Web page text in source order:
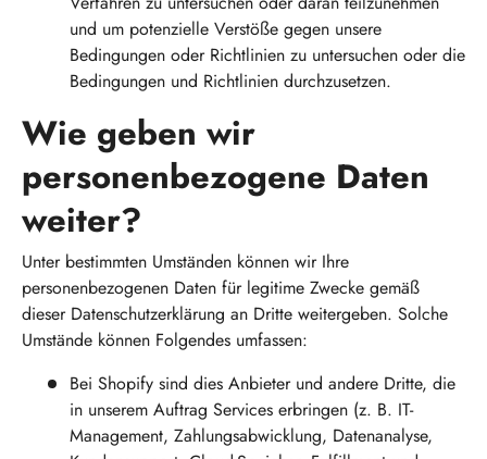
und um potenzielle Verstöße gegen unsere
Bedingungen oder Richtlinien zu untersuchen oder die
Bedingungen und Richtlinien durchzusetzen.
Wie geben wir
personenbezogene Daten
weiter?
Unter bestimmten Umständen können wir Ihre
personenbezogenen Daten für legitime Zwecke gemäß
dieser Datenschutzerklärung an Dritte weitergeben. Solche
Umstände können Folgendes umfassen:
Bei Shopify sind dies Anbieter und andere Dritte, die
in unserem Auftrag Services erbringen (z. B. IT-
Management, Zahlungsabwicklung, Datenanalyse,